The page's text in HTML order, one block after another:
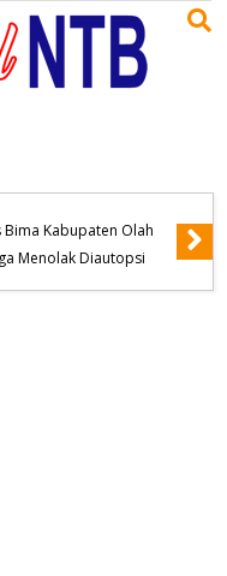
Kabupaten Olah
Menolak Diautopsi